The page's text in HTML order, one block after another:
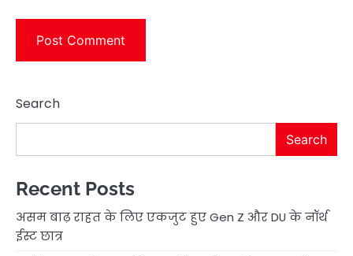
Search
Search
Recent Posts
असम बाढ़ राहत के लिए एकजुट हुए Gen Z और DU के नॉर्थ
ईस्ट छात्र